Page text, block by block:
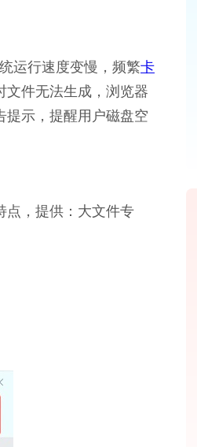
运行速度变慢，频繁卡
文件无法生成，浏览器
提示，提醒用户磁盘空
点，提供：大文件专